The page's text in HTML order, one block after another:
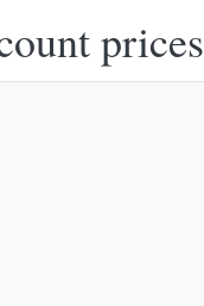
prices